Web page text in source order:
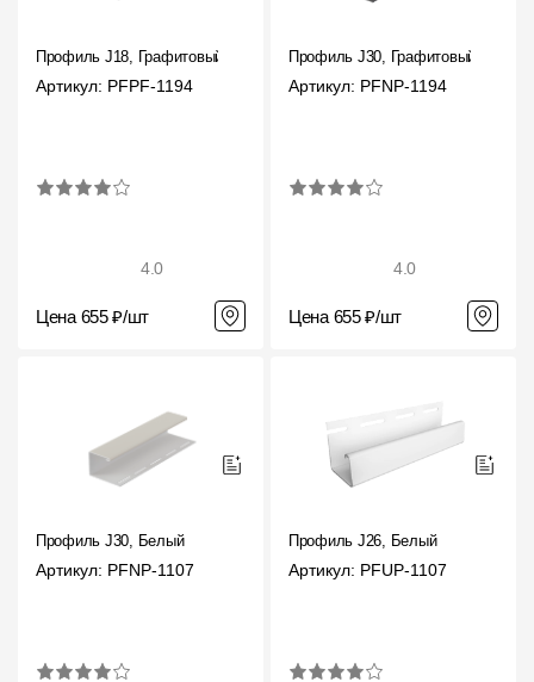
Профиль J18, Графитовый
Артикул: PFPF-1194
4.0
Цена 655 ₽/шт
Профиль J30, Графитовый
Артикул: PFNP-1194
4.0
Цена 655 ₽/шт
Профиль J30, Белый
Артикул: PFNP-1107
Профиль J26, Белый
Артикул: PFUP-1107